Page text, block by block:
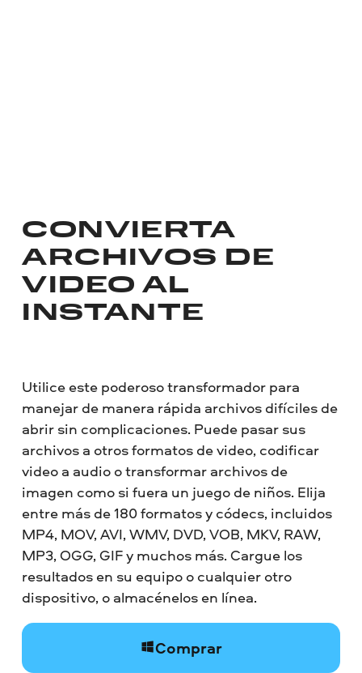
CONVIERTA
ARCHIVOS DE
VIDEO AL
INSTANTE
Utilice este poderoso transformador para
manejar de manera rápida archivos difíciles de
abrir sin complicaciones. Puede pasar sus
archivos a otros formatos de video, codificar
video a audio o transformar archivos de
imagen como si fuera un juego de niños. Elija
entre más de 180 formatos y códecs, incluidos
MP4, MOV, AVI, WMV, DVD, VOB, MKV, RAW,
MP3, OGG, GIF y muchos más. Cargue los
resultados en su equipo o cualquier otro
dispositivo, o almacénelos en línea.
Comprar